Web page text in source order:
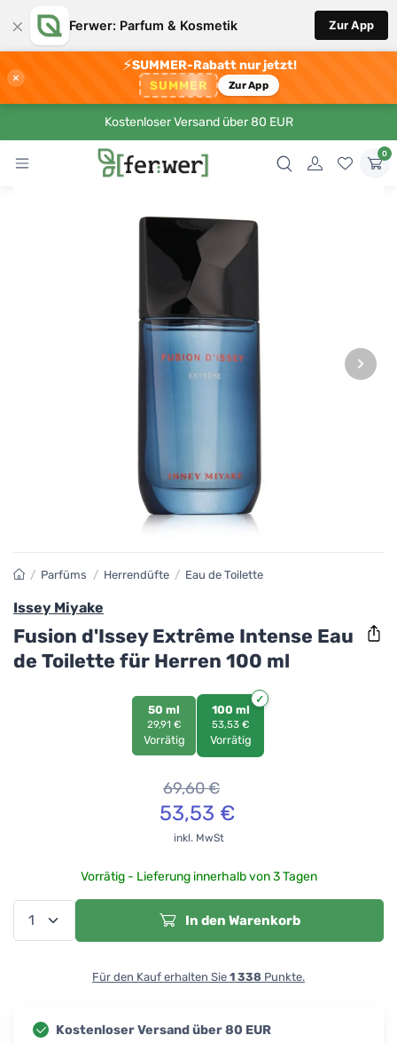
× Ferwer: Parfum & Kosmetik Zur App
×
⚡SUMMER-Rabatt nur jetzt!
SUMMER Zur App
Kostenloser Versand über 80 EUR
0
›
/ Parfüms / Herrendüfte / Eau de Toilette
Issey Miyake
Fusion d'Issey Extrême Intense Eau
de Toilette für Herren 100 ml
50 ml
29,91 €
Vorrätig
100 ml
53,53 €
Vorrätig
69,60€
53,53 €
inkl. MwSt
Vorrätig - Lieferung innerhalb von 3 Tagen
In den Warenkorb
Für den Kauf erhalten Sie 1 338 Punkte.
Kostenloser Versand über 80 EUR